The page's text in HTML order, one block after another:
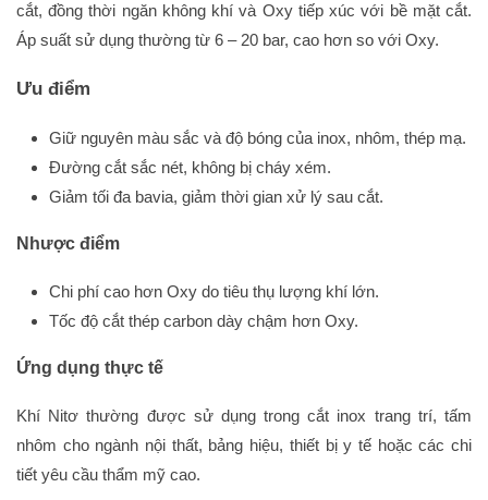
cắt, đồng thời ngăn không khí và Oxy tiếp xúc với bề mặt cắt.
Áp suất sử dụng thường từ 6 – 20 bar, cao hơn so với Oxy.
Ưu điểm
Giữ nguyên màu sắc và độ bóng của inox, nhôm, thép mạ.
Đường cắt sắc nét, không bị cháy xém.
Giảm tối đa bavia, giảm thời gian xử lý sau cắt.
Nhược điểm
Chi phí cao hơn Oxy do tiêu thụ lượng khí lớn.
Tốc độ cắt thép carbon dày chậm hơn Oxy.
Ứng dụng thực tế
Khí Nitơ thường được sử dụng trong cắt inox trang trí, tấm
nhôm cho ngành nội thất, bảng hiệu, thiết bị y tế hoặc các chi
tiết yêu cầu thẩm mỹ cao.